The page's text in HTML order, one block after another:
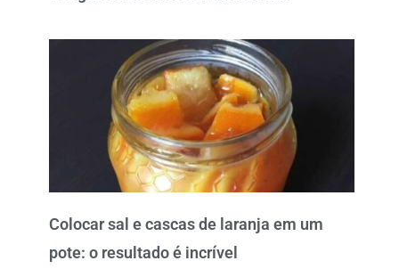
Colocar sal e cascas de laranja em um
pote: o resultado é incrível